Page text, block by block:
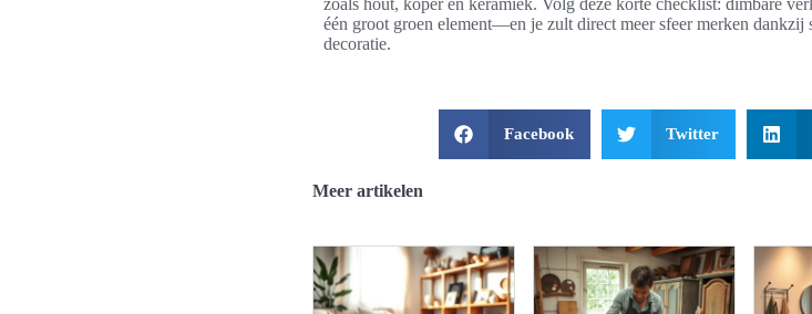
zoals hout, koper en keramiek. Volg deze korte checklist: dimbare
één groot groen element—en je zult direct meer sfeer merken dankzij
decoratie.
Facebook Twitter
Meer artikelen